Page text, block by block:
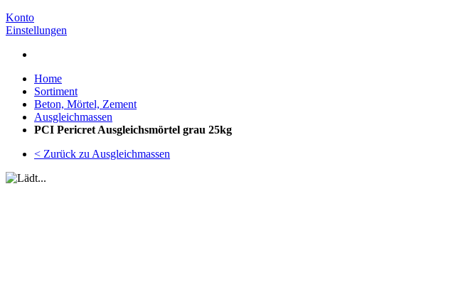
Konto
Einstellungen
Home
Sortiment
Beton, Mörtel, Zement
Ausgleichmassen
PCI Pericret Ausgleichsmörtel grau 25kg
< Zurück zu Ausgleichmassen